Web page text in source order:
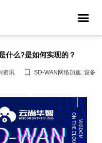
什么?是如何实现的？
资讯 SD-WAN网络加速, 设备